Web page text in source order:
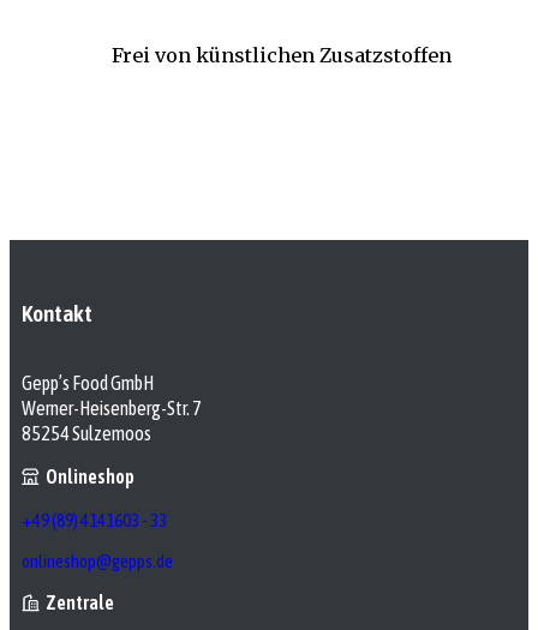
Frei von künstlichen Zusatzstoffen
Kontakt
Gepp’s Food GmbH
Werner-Heisenberg-Str. 7
85254 Sulzemoos
Onlineshop
+49 (89) 4141603 - 33
onlineshop@gepps.de
Zentrale